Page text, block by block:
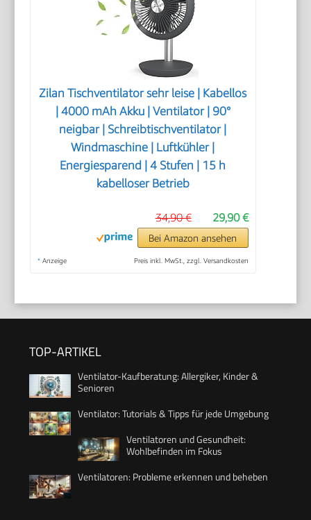
Zilan Tischventilator sehr leise | Kabellos
| 4000 mAh Akku | Ventilator | 90°
neigbar | Schreibtischventilator |
Windmaschine | Luftkühler |
Energiesparend | 4 Stufen | 15 h
kabelloser Betrieb
29,90 €
34,90 €
Bei Amazon ansehen
* Anzeige Preis inkl. MwSt., zzgl. Versandkosten
TOP-ARTIKEL
Ventilator-Kaufberatung: Allergiker, Kinder &
Senioren
Ventilator: Tutorials & Tipps für jede Umgebung
Ventilatoren und Gesundheit:
Wohlbefinden im Fokus
Ventilatoren: Probleme erkennen und beheben